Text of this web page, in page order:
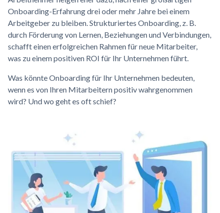
Onboarding-Erfahrung drei oder mehr Jahre bei einem
Arbeitgeber zu bleiben. Strukturiertes Onboarding, z. B.
durch Förderung von Lernen, Beziehungen und Verbindungen,
schafft einen erfolgreichen Rahmen für neue Mitarbeiter,
was zu einem positiven ROI für Ihr Unternehmen führt.
Was könnte Onboarding für Ihr Unternehmen bedeuten,
wenn es von Ihren Mitarbeitern positiv wahrgenommen
wird? Und wo geht es oft schief?